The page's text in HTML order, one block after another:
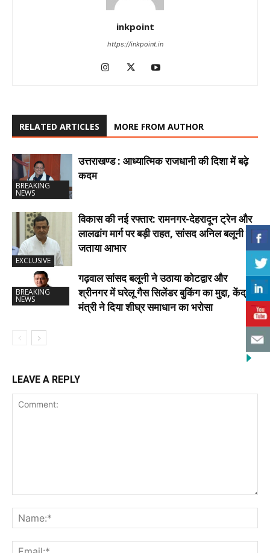
inkpoint
https://inkpoint.in
RELATED ARTICLES MORE FROM AUTHOR
BREAKING
NEWS
उत्तराखण्ड : आध्यात्मिक राजधानी की दिशा में बढ़े
कदम
EXCLUSIVE
विकास की नई रफ्तार: रामनगर-देहरादून ट्रेन और
लालढांग मार्ग पर बड़ी राहत, सांसद अनिल बलूनी ने
जताया आभार
BREAKING
NEWS
गढ़वाल सांसद बलूनी ने उठाया कोटद्वार और
श्रीनगर में घरेलू गैस सिलेंडर बुकिंग का मुद्दा, केंद्रीय
मंत्री ने दिया शीघ्र समाधान का भरोसा
LEAVE A REPLY